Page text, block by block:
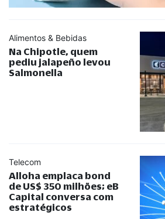
Alimentos & Bebidas
Na Chipotle, quem
pediu jalapeño levou
Salmonella
Telecom
Alloha emplaca bond
de US$ 350 milhões; eB
Capital conversa com
estratégicos